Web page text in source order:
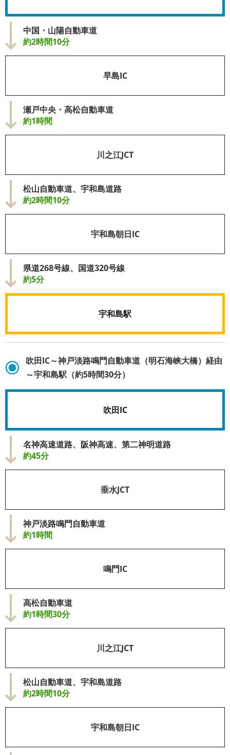
中国・山陽自動車道
約2時間10分
早島IC
瀬戸中央・高松自動車道
約1時間
川之江JCT
松山自動車道、宇和島道路
約2時間10分
宇和島朝日IC
県道268号線、国道320号線
約5分
宇和島駅
吹田IC～神戸淡路鳴門自動車道（明石海峡大橋）経由
～宇和島駅（約5時間30分）
吹田IC
名神高速道路、阪神高速、第二神明道路
約45分
垂水JCT
神戸淡路鳴門自動車道
約1時間
鳴門IC
高松自動車道
約1時間30分
川之江JCT
松山自動車道、宇和島道路
約2時間10分
宇和島朝日IC